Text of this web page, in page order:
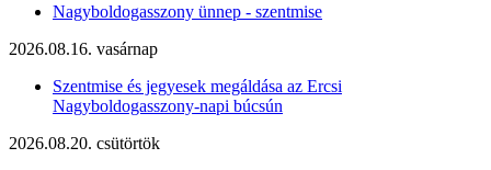
Nagyboldogasszony ünnep - szentmise
2026.08.16. vasárnap
Szentmise és jegyesek megáldása az Ercsi
Nagyboldogasszony-napi búcsún
2026.08.20. csütörtök